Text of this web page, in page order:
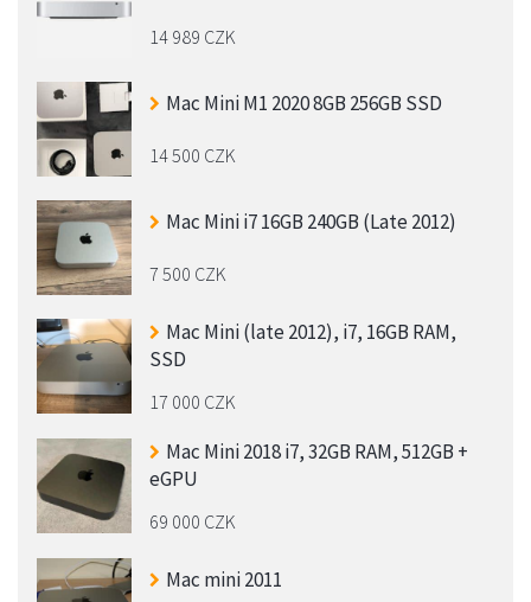
14 989 CZK
Mac Mini M1 2020 8GB 256GB SSD
14 500 CZK
Mac Mini i7 16GB 240GB (Late 2012)
7 500 CZK
Mac Mini (late 2012), i7, 16GB RAM,
SSD
17 000 CZK
Mac Mini 2018 i7, 32GB RAM, 512GB +
eGPU
69 000 CZK
Mac mini 2011